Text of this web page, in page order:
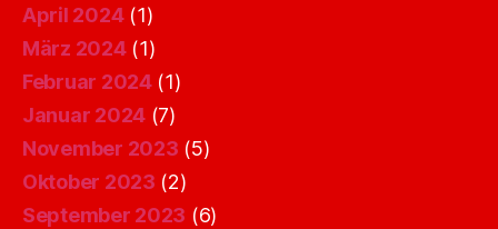
April 2024(1)
März 2024(1)
Februar 2024(1)
Januar 2024 (7)
November 2023 (5)
Oktober 2023 (2)
September 2023 (6)